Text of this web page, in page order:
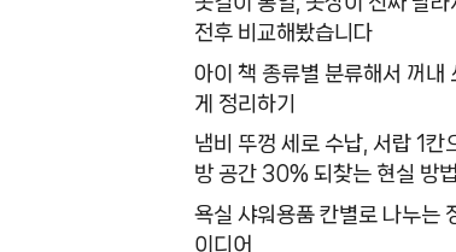
전후 비교해봤습니다
아이 책 종류별 분류해서 꺼내
게 정리하기
냄비 뚜껑 세로 수납, 서랍 1칸
방 공간 30% 되찾는 현실 방법
욕실 샤워용품 칸별로 나누는
이디어